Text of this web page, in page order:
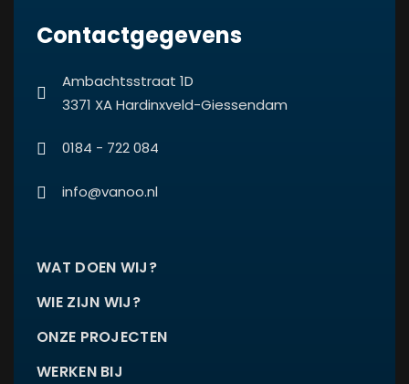
Contactgegevens
Ambachtsstraat 1D
3371 XA Hardinxveld-Giessendam
0184 - 722 084
info@vanoo.nl
WAT DOEN WIJ?
WIE ZIJN WIJ?
ONZE PROJECTEN
WERKEN BIJ